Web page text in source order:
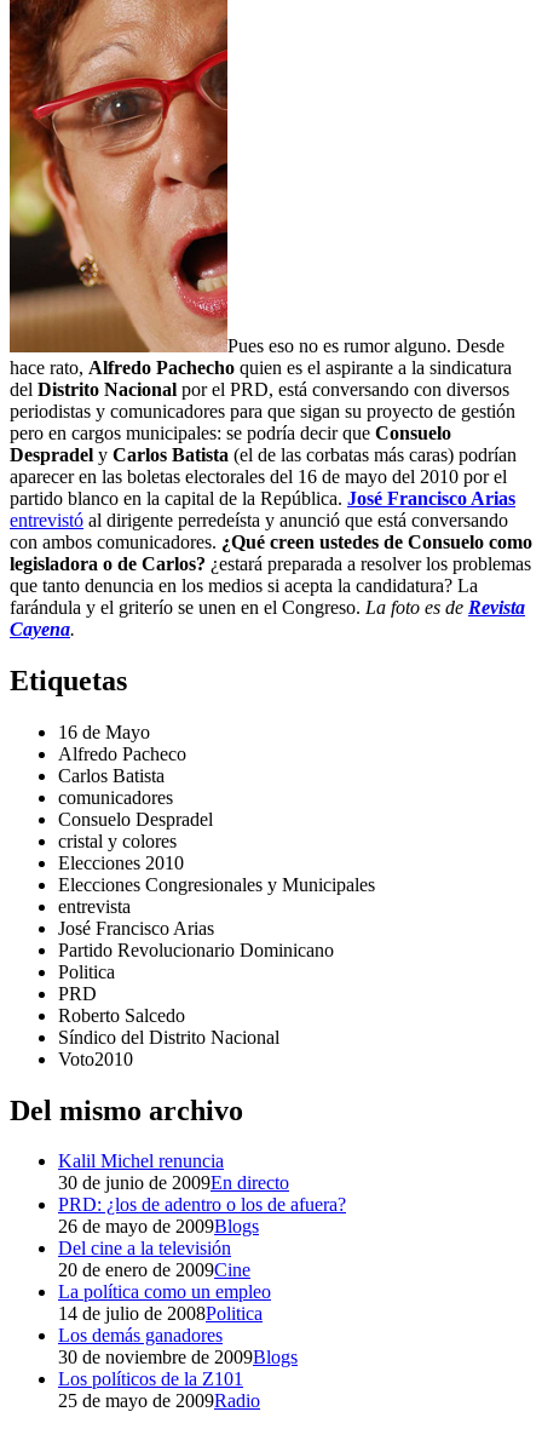
Pues eso no es rumor alguno. Desde
hace rato, Alfredo Pachecho quien es el aspirante a la sindicatura
del Distrito Nacional por el PRD, está conversando con diversos
periodistas y comunicadores para que sigan su proyecto de gestión
pero en cargos municipales: se podría decir que Consuelo
Despradel y Carlos Batista (el de las corbatas más caras) podrían
aparecer en las boletas electorales del 16 de mayo del 2010 por el
partido blanco en la capital de la República. José Francisco Arias
entrevistó al dirigente perredeísta y anunció que está conversando
con ambos comunicadores. ¿Qué creen ustedes de Consuelo como
legisladora o de Carlos? ¿estará preparada a resolver los problemas
que tanto denuncia en los medios si acepta la candidatura? La
farándula y el griterío se unen en el Congreso. La foto es de Revista
Cayena.
Etiquetas
16 de Mayo
Alfredo Pacheco
Carlos Batista
comunicadores
Consuelo Despradel
cristal y colores
Elecciones 2010
Elecciones Congresionales y Municipales
entrevista
José Francisco Arias
Partido Revolucionario Dominicano
Politica
PRD
Roberto Salcedo
Síndico del Distrito Nacional
Voto2010
Del mismo archivo
Kalil Michel renuncia
30 de junio de 2009En directo
PRD: ¿los de adentro o los de afuera?
26 de mayo de 2009Blogs
Del cine a la televisión
20 de enero de 2009Cine
La política como un empleo
14 de julio de 2008Politica
Los demás ganadores
30 de noviembre de 2009Blogs
Los políticos de la Z101
25 de mayo de 2009Radio